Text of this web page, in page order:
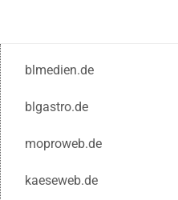
blmedien.de
blgastro.de
moproweb.de
kaeseweb.de